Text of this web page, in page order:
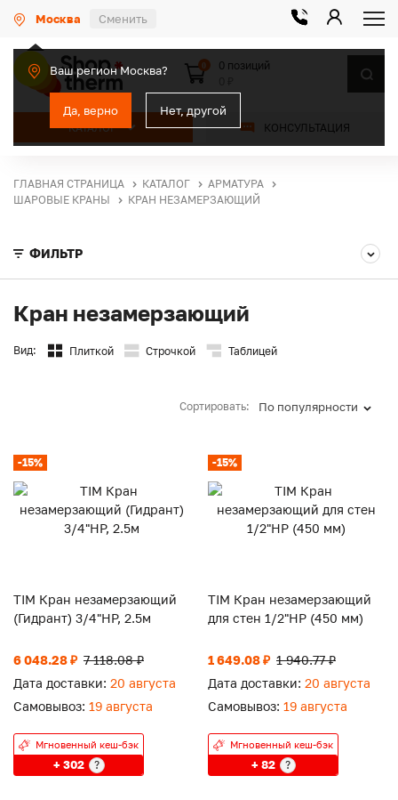
Москва Сменить
Ваш регион Москва?
Да, верно Нет, другой
КАТАЛОГ КОНСУЛЬТАЦИЯ
0
0 позиций
ГЛАВНАЯ СТРАНИЦА КАТАЛОГ
АРМАТУРА
ШАРОВЫЕ КРАНЫ
КРАН НЕЗАМЕРЗАЮЩИЙ
ФИЛЬТР
Кран незамерзающий
Вид: Плиткой Строчкой Таблицей
Сортировать: По популярности
-15%
TIM Кран незамерзающий
(Гидрант) 3/4"НР, 2.5м
6 048.28 ₽ 7 118.08 ₽
Дата доставки: 20 августа
Самовывоз: 19 августа
Мгновенный кеш-бэк
+ 302 ?
-15%
TIM Кран незамерзающий
для стен 1/2"НР (450 мм)
1 649.08 ₽ 1 940.77 ₽
Дата доставки: 20 августа
Самовывоз: 19 августа
Мгновенный кеш-бэк
+ 82 ?